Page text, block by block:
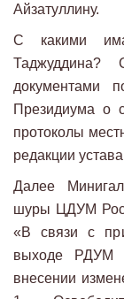
Айзатуллину.
С какими
документами
Президиума о
протоколы
редакции
Далее
шуры ЦДУМ
«В связи с
выходе РДУМ
внесении